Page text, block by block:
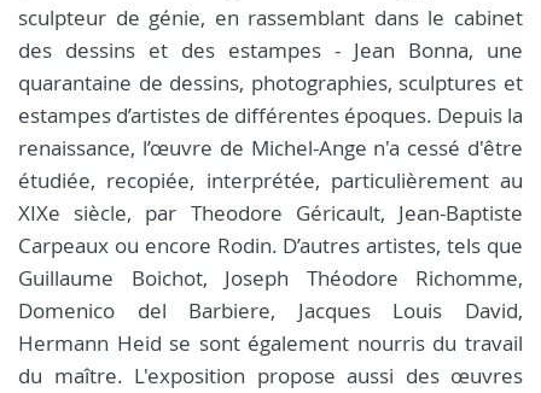
sculpteur de génie, en rassemblant dans le cabinet
des dessins et des estampes - Jean Bonna, une
quarantaine de dessins, photographies, sculptures et
estampes d’artistes de différentes époques. Depuis la
renaissance, l’œuvre de Michel-Ange n'a cessé d'être
étudiée, recopiée, interprétée, particulièrement au
XIXe siècle, par Theodore Géricault, Jean-Baptiste
Carpeaux ou encore Rodin. D’autres artistes, tels que
Guillaume Boichot, Joseph Théodore Richomme,
Domenico del Barbiere, Jacques Louis David,
Hermann Heid se sont également nourris du travail
du maître. L'exposition propose aussi des œuvres